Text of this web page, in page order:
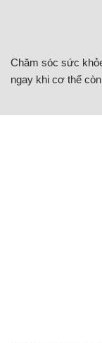
Chăm sóc sức
ngay khi cơ thể